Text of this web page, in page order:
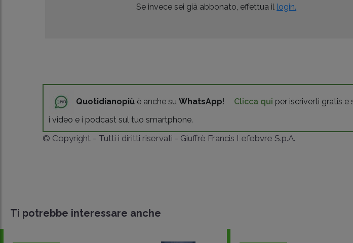
Se invece sei già abbonato, effettua il login.
Quotidianopiù è anche suWhatsApp! Clicca qui per iscriverti gratis e
i video e i podcast sul tuo smartphone.
© Copyright - Tutti i diritti riservati - Giuffrè Francis Lefebvre S.p.A.
Ti potrebbe interessare anche